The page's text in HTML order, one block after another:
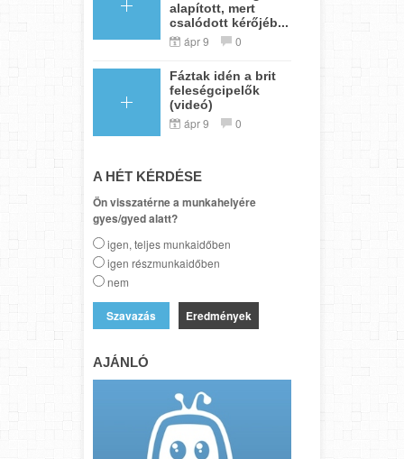
alapított, mert
csalódott kérőjéb...
ápr 9 0
Fáztak idén a brit
feleségcipelők
(videó)
ápr 9 0
A HÉT KÉRDÉSE
Ön visszatérne a munkahelyére
gyes/gyed alatt?
igen, teljes munkaidőben
igen részmunkaidőben
nem
Eredmények
AJÁNLÓ